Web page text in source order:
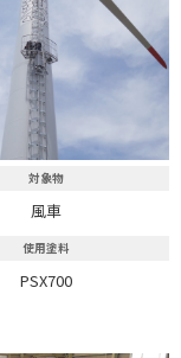
対象物
風車
使用塗料
PSX700